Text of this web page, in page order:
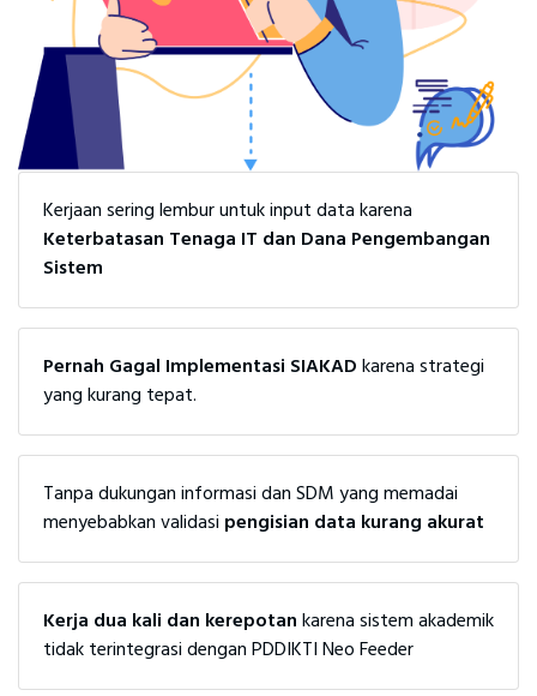
Kerjaan sering lembur untuk input data karena
Keterbatasan Tenaga IT dan Dana Pengembangan
Sistem
Pernah Gagal Implementasi SIAKADkarena strategi
yang kurang tepat.
Tanpa dukungan informasi dan SDM yang memadai
menyebabkan validasi pengisian data kurang akurat
Kerja dua kali dan kerepotankarena sistem akademik
tidak terintegrasi dengan PDDIKTI Neo Feeder